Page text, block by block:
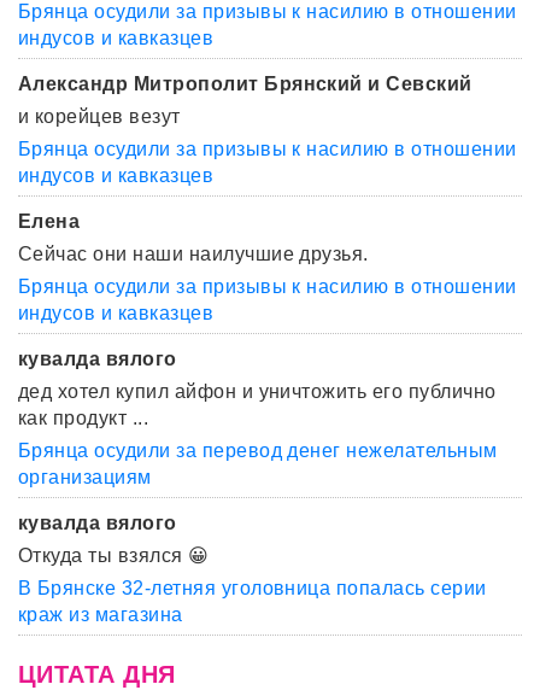
Брянца осудили за призывы к насилию в отношении
индусов и кавказцев
Александр Митрополит Брянский и Севский
и корейцев везут
Брянца осудили за призывы к насилию в отношении
индусов и кавказцев
Елена
Сейчас они наши наилучшие друзья.
Брянца осудили за призывы к насилию в отношении
индусов и кавказцев
кувалда вялого
дед хотел купил айфон и уничтожить его публично
как продукт ...
Брянца осудили за перевод денег нежелательным
организациям
кувалда вялого
Откуда ты взялся 😀
В Брянске 32-летняя уголовница попалась серии
краж из магазина
ЦИТАТА ДНЯ